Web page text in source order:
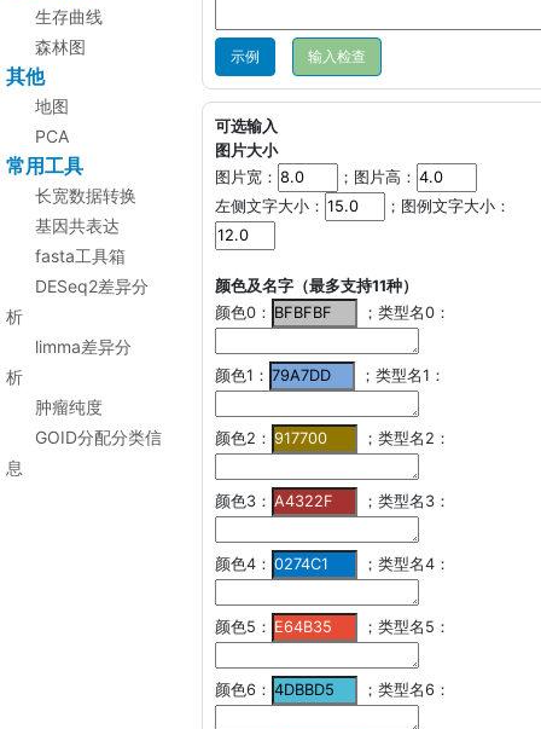
生存曲线
森林图
其他
地图
PCA
常用工具
长宽数据转换
基因共表达
fasta工具箱
DESeq2差异分
析
limma差异分
析
肿瘤纯度
GOID分配分类信
息
示例
可选输入
图片大小
图片宽：
；图片高：
左侧文字大小：
；图例文字大小：
颜色及名字（最多支持11种）
颜色0：
；类型名0：
颜色1： ；类型名1：
颜色2： ；类型名2：
颜色3： ；类型名3：
颜色4： ；类型名4：
颜色5： ；类型名5：
颜色6： ；类型名6：